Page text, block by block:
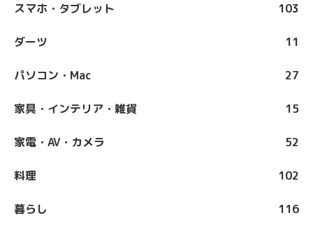
スマホ・タブレット 103
ダーツ 11
パソコン・Mac 27
家具・インテリア・雑貨 15
家電・AV・カメラ 52
料理 102
暮らし 116